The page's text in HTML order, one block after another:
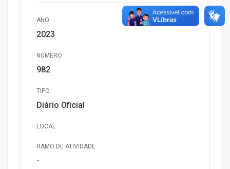
ANO
2023
NÚMERO
982
TIPO
Diário Oficial
LOCAL
RAMO DE ATIVIDADE
-